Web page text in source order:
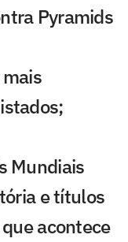
Pyramids
Mundiais
e títulos
acontece